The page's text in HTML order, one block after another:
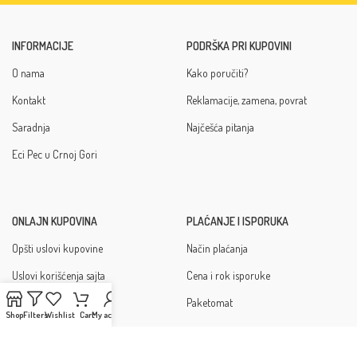
INFORMACIJE
O nama
Kontakt
Saradnja
Eci Pec u Crnoj Gori
PODRŠKA PRI KUPOVINI
Kako poručiti?
Reklamacije, zamena, povrat
Najčešća pitanja
ONLAJN KUPOVINA
Opšti uslovi kupovine
Uslovi korišćenja sajta
Politika privatnosti
PLAĆANJE I ISPORUKA
Način plaćanja
Cena i rok isporuke
Paketomat
ShopFiltersWishlist CartMy account